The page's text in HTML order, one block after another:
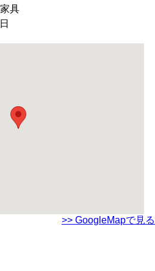
具
>> GoogleMapで見る